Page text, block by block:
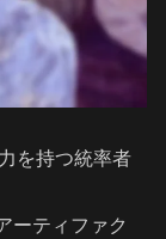
を持つ統率者
ーティファク